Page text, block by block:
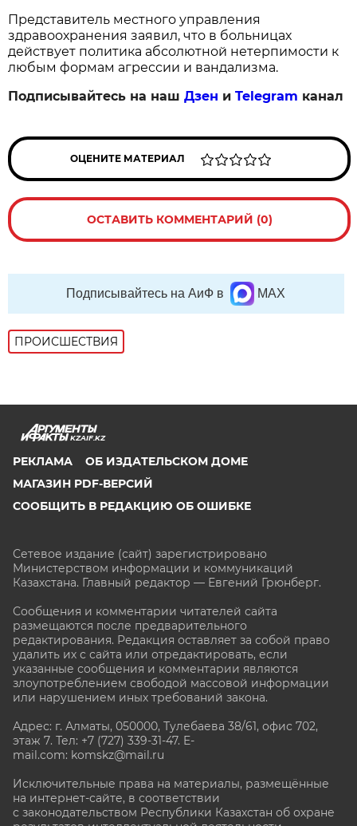
Представитель местного управления
здравоохранения заявил, что в больницах
действует политика абсолютной нетерпимости к
любым формам агрессии и вандализма.
Подписывайтесь на нашДзен иTelegram канал
ОЦЕНИТЕ МАТЕРИАЛ
ОСТАВИТЬ КОММЕНТАРИЙ (0)
Подписывайтесь на АиФ в MAX
ПРОИСШЕСТВИЯ
KZAIF.KZ
РЕКЛАМА
ОБ ИЗДАТЕЛЬСКОМ ДОМЕ
МАГАЗИН PDF-ВЕРСИЙ
СООБЩИТЬ В РЕДАКЦИЮ ОБ ОШИБКЕ
Сетевое издание (сайт) зарегистрировано
Министерством информации и коммуникаций
Казахстана. Главный редактор — Евгений Грюнберг.
Сообщения и комментарии читателей сайта
размещаются после предварительного
редактирования. Редакция оставляет за собой право
удалить их с сайта или отредактировать, если
указанные сообщения и комментарии являются
злоупотреблением свободой массовой информации
или нарушением иных требований закона.
Адрес: г. Алматы, 050000, Тулебаева 38/61, офис 702,
этаж 7. Тел: +7 (727) 339-31-47. E-
mail.com: komskz@mail.ru
Исключительные права на материалы, размещённые
на интернет-сайте, в соответствии
с законодательством Республики Казахстан об охране